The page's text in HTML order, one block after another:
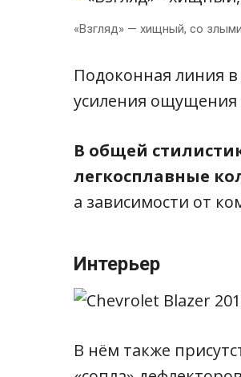
«Взгляд» — хищный, со
Подоконная линия
усиления ощущения
В общей
легкосплавные
а зависимости от
Интерьер
В нём также